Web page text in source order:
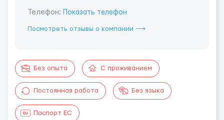
Телефон: Показать телефон
Посмотреть отзывы о компании ⟶
Без опыта С проживанием
Постоянная работа Без языка
Паспорт ЕС